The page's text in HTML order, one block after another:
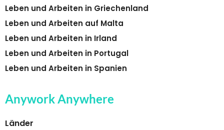
Leben und Arbeiten in Griechenland
Leben und Arbeiten auf Malta
Leben und Arbeiten in Irland
Leben und Arbeiten in Portugal
Leben und Arbeiten in Spanien
Anywork Anywhere
Länder